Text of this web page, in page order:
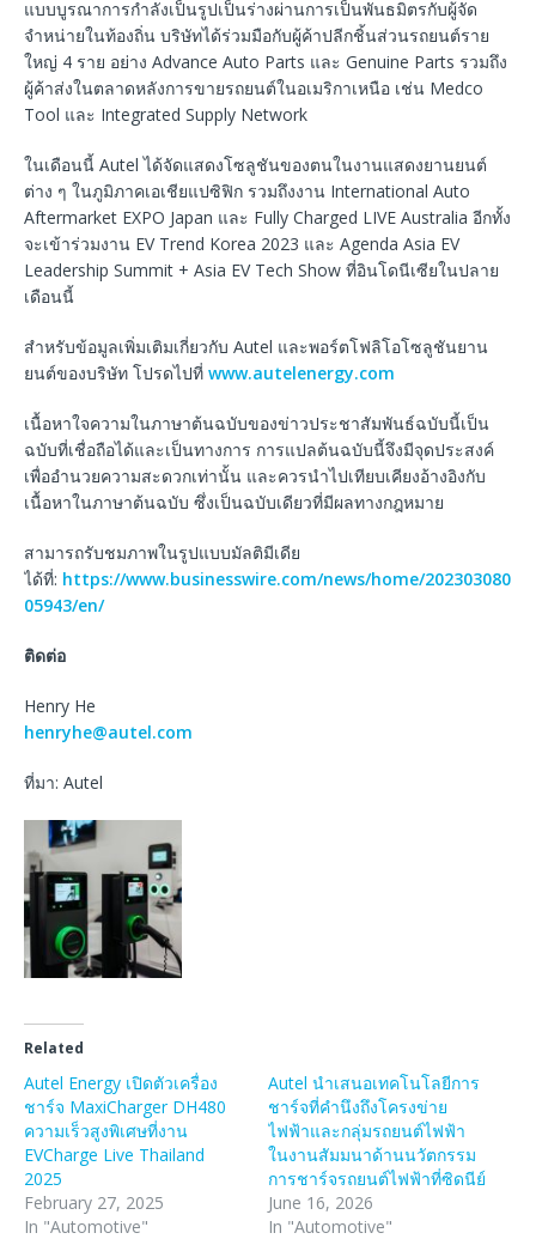
แบบบูรณาการกำลังเป็นรูปเป็นร่างผ่านการเป็นพันธมิตรกับผู้จัด
จำหน่ายในท้องถิ่น บริษัทได้ร่วมมือกับผู้ค้าปลีกชิ้นส่วนรถยนต์ราย
ใหญ่ 4 ราย อย่าง Advance Auto Parts และ Genuine Parts รวมถึง
ผู้ค้าส่งในตลาดหลังการขายรถยนต์ในอเมริกาเหนือ เช่น Medco
Tool และ Integrated Supply Network
ในเดือนนี้ Autel ได้จัดแสดงโซลูชันของตนในงานแสดงยานยนต์
ต่าง ๆ ในภูมิภาคเอเชียแปซิฟิก รวมถึงงาน International Auto
Aftermarket EXPO Japan และ Fully Charged LIVE Australia อีกทั้ง
จะเข้าร่วมงาน EV Trend Korea 2023 และ Agenda Asia EV
Leadership Summit + Asia EV Tech Show ที่อินโดนีเซียในปลาย
เดือนนี้
สำหรับข้อมูลเพิ่มเติมเกี่ยวกับ Autel และพอร์ตโฟลิโอโซลูชันยาน
ยนต์ของบริษัท โปรดไปที่ www.autelenergy.com
เนื้อหาใจความในภาษาต้นฉบับของข่าวประชาสัมพันธ์ฉบับนี้เป็น
ฉบับที่เชื่อถือได้และเป็นทางการ การแปลต้นฉบับนี้จึงมีจุดประสงค์
เพื่ออำนวยความสะดวกเท่านั้น และควรนำไปเทียบเคียงอ้างอิงกับ
เนื้อหาในภาษาต้นฉบับ ซึ่งเป็นฉบับเดียวที่มีผลทางกฎหมาย
สามารถรับชมภาพในรูปแบบมัลติมีเดีย
ได้ที่: https://www.businesswire.com/news/home/202303080
05943/en/
ติดต่อ
Henry He
henryhe@autel.com
ที่มา: Autel
Related
Autel Energy เปิดตัวเครื่อง
ชาร์จ MaxiCharger DH480
ความเร็วสูงพิเศษที่งาน
EVCharge Live Thailand
2025
February 27, 2025
In "Automotive"
Autel นำเสนอเทคโนโลยีการ
ชาร์จที่คำนึงถึงโครงข่าย
ไฟฟ้าและกลุ่มรถยนต์ไฟฟ้า
ในงานสัมมนาด้านนวัตกรรม
การชาร์จรถยนต์ไฟฟ้าที่ซิดนีย์
June 16, 2026
In "Automotive"